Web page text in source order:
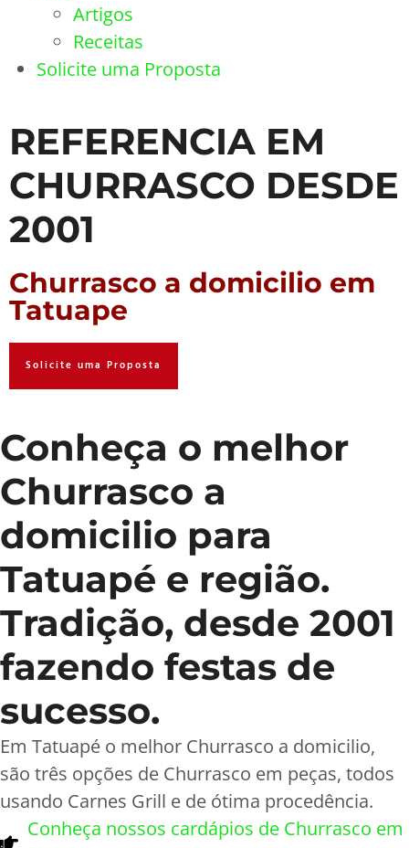
Artigos
Receitas
Solicite uma Proposta
REFERENCIA EM
CHURRASCO DESDE
2001
Churrasco a domicilio em
Tatuape
Solicite uma Proposta
Conheça o melhor
Churrasco a
domicilio para
Tatuapé e região.
Tradição, desde 2001
fazendo festas de
sucesso.
Em Tatuapé o melhor Churrasco a domicilio,
são três opções de Churrasco em peças, todos
usando Carnes Grill e de ótima procedência.
Conheça nossos cardápios de Churrasco em